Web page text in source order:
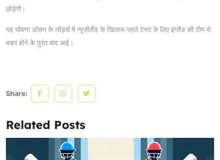
छोड़ेगी।
यह घोषणा डॉसन के लॉर्ड्स में न्यूजीलैंड के खिलाफ पहले टेस्ट के लिए इंग्लैंड की टीम से
बाहर होने के तुरंत बाद आई।
Share:
Related Posts